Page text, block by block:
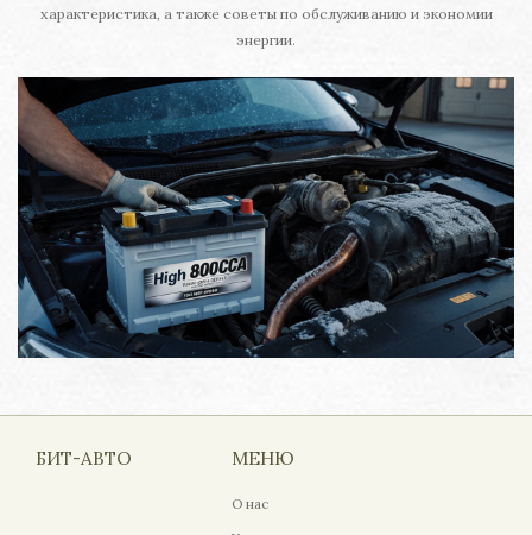
характеристика, а также советы по обслуживанию и экономии
энергии.
БИТ-АВТО МЕНЮ
О нас